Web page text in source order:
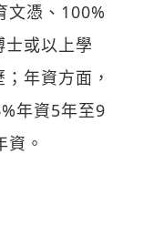
文憑、100%
或以上學
年資方面，
年資5年至9
。